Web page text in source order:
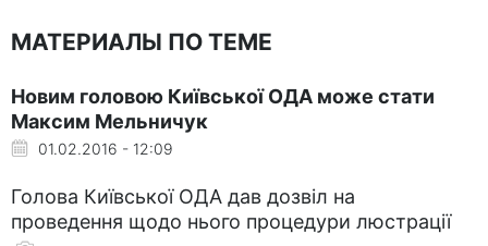
МАТЕРИАЛЫ ПО ТЕМЕ
Новим головою Київської ОДА може стати
Максим Мельничук
01.02.2016 - 12:09
Голова Київської ОДА дав дозвіл на
проведення щодо нього процедури люстрації